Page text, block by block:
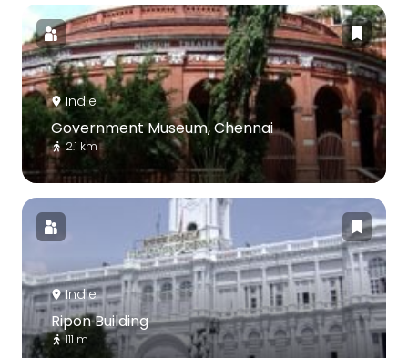
Indie
Government Museum, Chennai
2.1 km
Indie
Ripon Building
111 m